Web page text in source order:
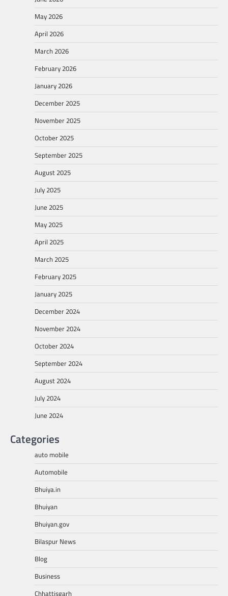
May 2026
April 2026
March 2026
February 2026
January 2026
December 2025
November 2025
October 2025
September 2025
August 2025
July 2025
June 2025
May 2025
April 2025
March 2025
February 2025
January 2025
December 2024
November 2024
October 2024
September 2024
August 2024
July 2024
June 2024
Categories
auto mobile
Automobile
Bhuiya.in
Bhuiyan
Bhuiyan.gov
Bilaspur News
Blog
Business
Chhattisgarh